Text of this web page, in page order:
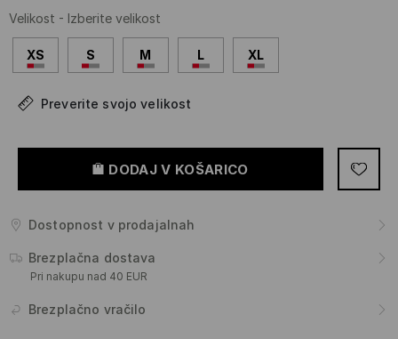
Velikost - Izberite velikost
XS S M L XL
Preverite svojo velikost
DODAJ V KOŠARICO
Dostopnost v prodajalnah
Brezplačna dostava
Pri nakupu nad 40 EUR
Brezplačno vračilo